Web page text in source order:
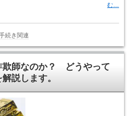
む…
続き関連
欺師なのか？ どうやって
説します。